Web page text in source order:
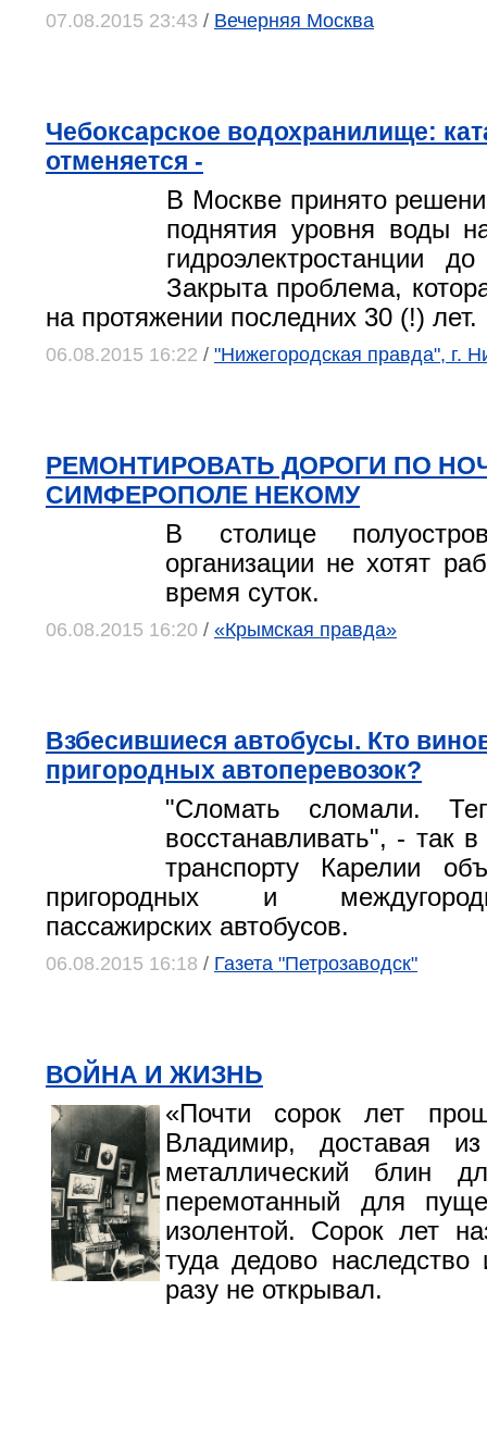
07.08.2015 23:43 / Вечерняя Москва
Чебоксарское водохранилище:
отменяется -
В Москве принято
поднятия уровня воды
гидроэлектростанции
Закрыта проблема,
на протяжении последних 30 (!) лет.
06.08.2015 16:22 / "Нижегородская правда", г.
РЕМОНТИРОВАТЬ ДОРОГИ ПО
СИМФЕРОПОЛЕ НЕКОМУ
В столице
организации не хотят
время суток.
06.08.2015 16:20 / «Крымская правда»
Взбесившиеся автобусы. Кто
пригородных автоперевозок?
"Сломать сломали.
восстанавливать", - так в
транспорту Карелии
пригородных и
пассажирских автобусов.
06.08.2015 16:18 / Газета "Петрозаводск"
ВОЙНА И ЖИЗНЬ
«Почти сорок лет
Владимир, доставая из
металлический блин
перемотанный для
изолентой. Сорок лет
туда дедово
разу не открывал.